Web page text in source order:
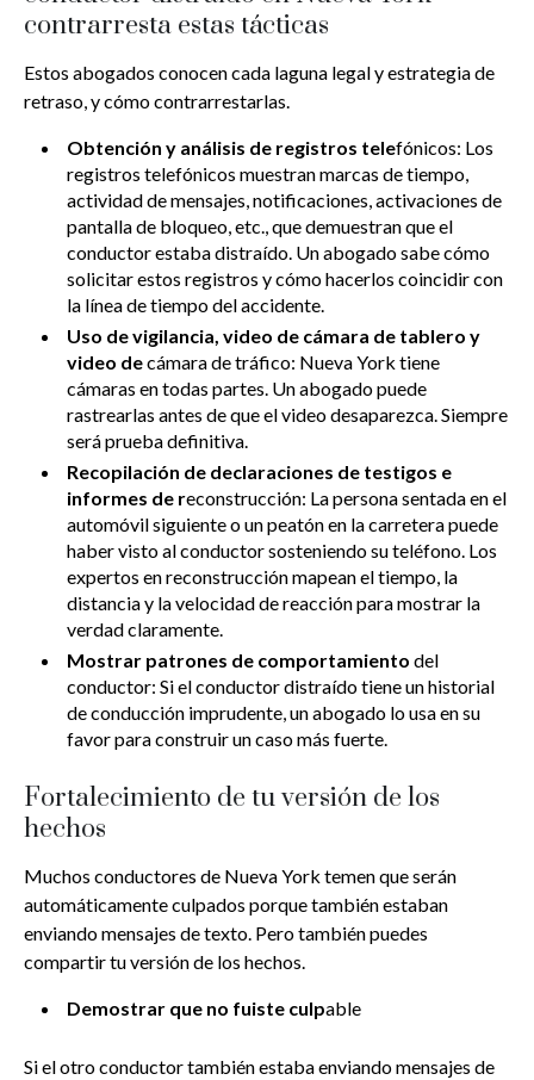
contrarresta estas tácticas
Estos abogados conocen cada laguna legal y estrategia de
retraso, y cómo contrarrestarlas.
Obtención y análisis de registros telefónicos: Los
registros telefónicos muestran marcas de tiempo,
actividad de mensajes, notificaciones, activaciones de
pantalla de bloqueo, etc., que demuestran que el
conductor estaba distraído. Un abogado sabe cómo
solicitar estos registros y cómo hacerlos coincidir con
la línea de tiempo del accidente.
Uso de vigilancia, video de cámara de tablero y
video decámara de tráfico: Nueva York tiene
cámaras en todas partes. Un abogado puede
rastrearlas antes de que el video desaparezca. Siempre
será prueba definitiva.
Recopilación de declaraciones de testigos e
informes de reconstrucción: La persona sentada en el
automóvil siguiente o un peatón en la carretera puede
haber visto al conductor sosteniendo su teléfono. Los
expertos en reconstrucción mapean el tiempo, la
distancia y la velocidad de reacción para mostrar la
verdad claramente.
Mostrar patrones de comportamiento del
conductor: Si el conductor distraído tiene un historial
de conducción imprudente, un abogado lo usa en su
favor para construir un caso más fuerte.
Fortalecimiento de tu versión de los
hechos
Muchos conductores de Nueva York temen que serán
automáticamente culpados porque también estaban
enviando mensajes de texto. Pero también puedes
compartir tu versión de los hechos.
Demostrar que no fuiste culpable
Si el otro conductor también estaba enviando mensajes de